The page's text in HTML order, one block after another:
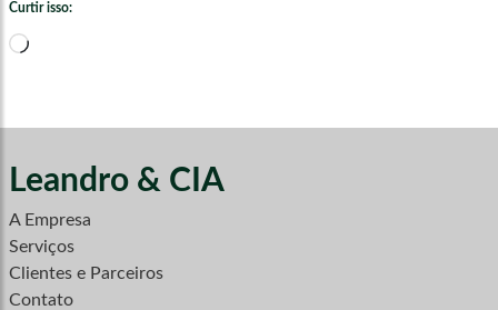
Curtir isso:
Carregando...
Leandro & CIA
A Empresa
Serviços
Clientes e Parceiros
Contato